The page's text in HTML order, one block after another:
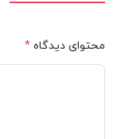
محتوای دیدگاه *